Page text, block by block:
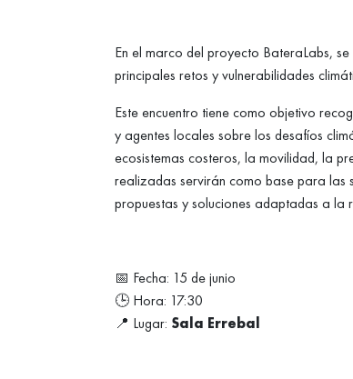
En el marco del proyecto BateraLabs,
principales retos y vulnerabilidades
Este encuentro tiene como objetivo
y agentes locales sobre los desafíos
ecosistemas costeros, la movilidad, la
realizadas servirán como base para las
propuestas y soluciones adaptadas a la
📅 Fecha: 15 de junio
🕒 Hora: 17:30
📍 Lugar: Sala Errebal